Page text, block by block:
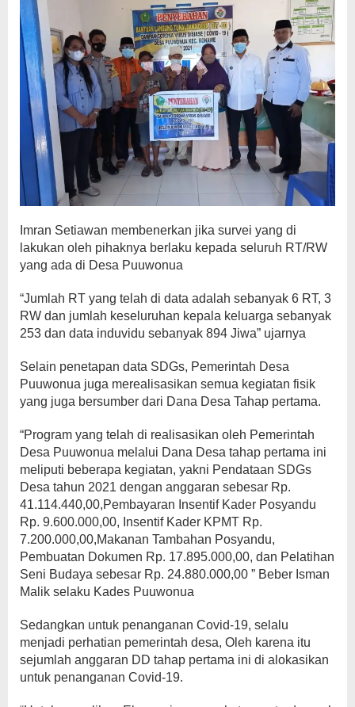
Imran Setiawan membenerkan jika survei yang di
lakukan oleh pihaknya berlaku kepada seluruh RT/RW
yang ada di Desa Puuwonua
“Jumlah RT yang telah di data adalah sebanyak 6 RT, 3
RW dan jumlah keseluruhan kepala keluarga sebanyak
253 dan data induvidu sebanyak 894 Jiwa” ujarnya
Selain penetapan data SDGs, Pemerintah Desa
Puuwonua juga merealisasikan semua kegiatan fisik
yang juga bersumber dari Dana Desa Tahap pertama.
“Program yang telah di realisasikan oleh Pemerintah
Desa Puuwonua melalui Dana Desa tahap pertama ini
meliputi beberapa kegiatan, yakni Pendataan SDGs
Desa tahun 2021 dengan anggaran sebesar Rp.
41.114.440,00,Pembayaran Insentif Kader Posyandu
Rp. 9.600.000,00, Insentif Kader KPMT Rp.
7.200.000,00,Makanan Tambahan Posyandu,
Pembuatan Dokumen Rp. 17.895.000,00, dan Pelatihan
Seni Budaya sebesar Rp. 24.880.000,00 ” Beber Isman
Malik selaku Kades Puuwonua
Sedangkan untuk penanganan Covid-19, selalu
menjadi perhatian pemerintah desa, Oleh karena itu
sejumlah anggaran DD tahap pertama ini di alokasikan
untuk penanganan Covid-19.